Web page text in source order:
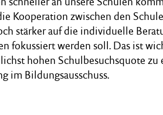
Kooperation zwischen den
stärker auf die individuelle
fokussiert werden soll. Das ist
hohen Schulbesuchsquote zu
im Bildungsausschuss.